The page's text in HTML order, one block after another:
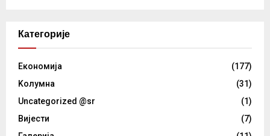
Категорије
Eкономија
(177)
Kолумнa
(31)
Uncategorized @sr
(1)
Вијести
(7)